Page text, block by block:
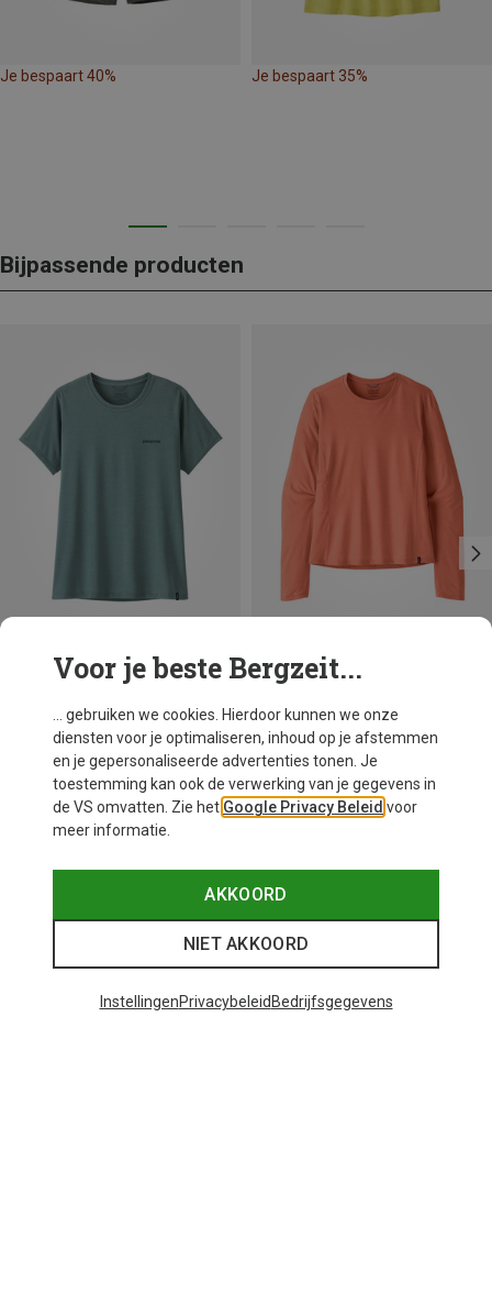
Je bespaart 40% Je bespaart 35%
Bijpassende producten
Je bespaart 30% Je bespaart 38%
Voor je beste Bergzeit...
... gebruiken we cookies. Hierdoor kunnen we onze
diensten voor je optimaliseren, inhoud op je afstemmen
en je gepersonaliseerde advertenties tonen. Je
toestemming kan ook de verwerking van je gegevens in
de VS omvatten. Zie het Google Privacy Beleid voor
meer informatie.
AKKOORD
NIET AKKOORD
InstellingenPrivacybeleid Bedrijfsgegevens